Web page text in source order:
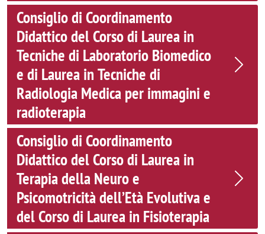
Consiglio di Coordinamento
Didattico del Corso di Laurea in
Tecniche di Laboratorio Biomedico
e di Laurea in Tecniche di
Radiologia Medica per immagini e
radioterapia
Consiglio di Coordinamento
Didattico del Corso di Laurea in
Terapia della Neuro e
Psicomotricità dell’Età Evolutiva e
del Corso di Laurea in Fisioterapia